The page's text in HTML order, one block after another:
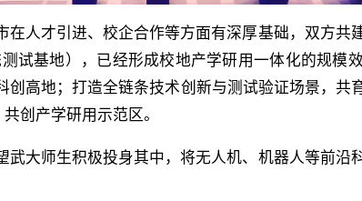
在人才引进、校企合作等方面有深厚基础，双方共
试基地），已经形成校地产学研用一体化的规模
创高地；打造全链条技术创新与测试验证场景，共
创产学研用示范区。
武大师生积极投身其中，将无人机、机器人等前沿